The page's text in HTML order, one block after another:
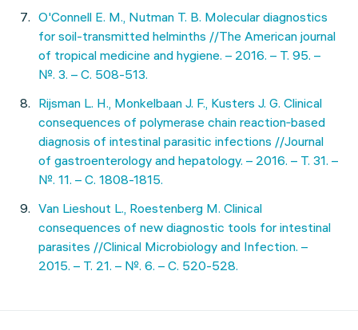
O'Connell E. M., Nutman T. B. Molecular diagnostics
for soil-transmitted helminths //The American journal
of tropical medicine and hygiene. – 2016. – Т. 95. –
№. 3. – С. 508-513.
Rijsman L. H., Monkelbaan J. F., Kusters J. G. Clinical
consequences of polymerase chain reaction‐based
diagnosis of intestinal parasitic infections //Journal
of gastroenterology and hepatology. – 2016. – Т. 31. –
№. 11. – С. 1808-1815.
Van Lieshout L., Roestenberg M. Clinical
consequences of new diagnostic tools for intestinal
parasites //Clinical Microbiology and Infection. –
2015. – Т. 21. – №. 6. – С. 520-528.